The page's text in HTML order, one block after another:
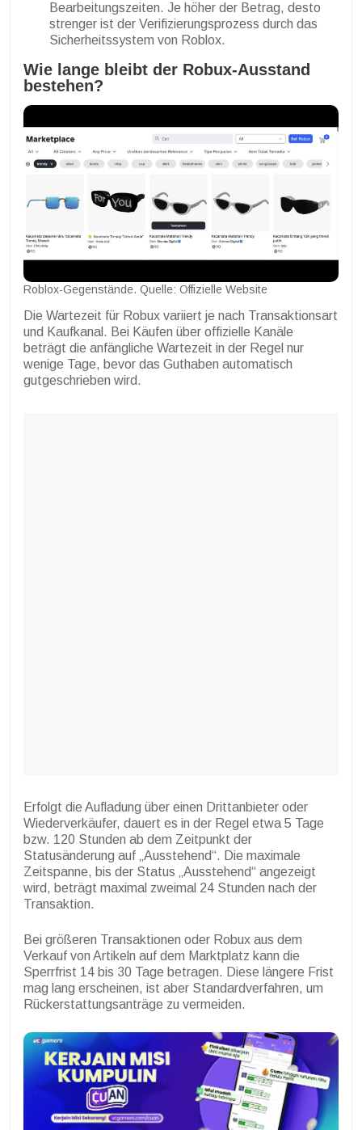
Bearbeitungszeiten. Je höher der Betrag, desto
strenger ist der Verifizierungsprozess durch das
Sicherheitssystem von Roblox.
Wie lange bleibt der Robux-Ausstand
bestehen?
Roblox-Gegenstände. Quelle: Offizielle Website
Die Wartezeit für Robux variiert je nach Transaktionsart
und Kaufkanal. Bei Käufen über offizielle Kanäle
beträgt die anfängliche Wartezeit in der Regel nur
wenige Tage, bevor das Guthaben automatisch
gutgeschrieben wird.
Erfolgt die Aufladung über einen Drittanbieter oder
Wiederverkäufer, dauert es in der Regel etwa 5 Tage
bzw. 120 Stunden ab dem Zeitpunkt der
Statusänderung auf „Ausstehend“. Die maximale
Zeitspanne, bis der Status „Ausstehend“ angezeigt
wird, beträgt maximal zweimal 24 Stunden nach der
Transaktion.
Bei größeren Transaktionen oder Robux aus dem
Verkauf von Artikeln auf dem Marktplatz kann die
Sperrfrist 14 bis 30 Tage betragen. Diese längere Frist
mag lang erscheinen, ist aber Standardverfahren, um
Rückerstattungsanträge zu vermeiden.